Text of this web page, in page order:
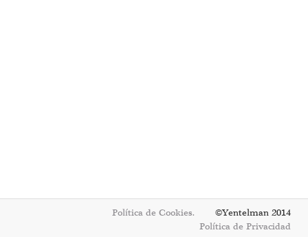
©Yentelman 2014
Política de Cookies.
Política de Privacidad